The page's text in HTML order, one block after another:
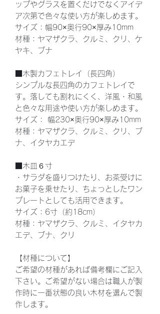
ップやグラスを置くだけでなくアイデ
ア次第で色々な使い方が楽しめます。
サイズ：幅90×奥行90×厚み10mm
材種：ヤマザクラ、クルミ、クリ、ケ
ヤキ、ブナ
■木製カフェトレイ（長四角）
シンプルな長四角のカフェトレイで
す。落しても割れにくく、洋風・和風
と色々な用途や使い方が楽しめます。
サイズ： 幅230×奥行90×厚み10mm
材種：ヤマザクラ、クルミ、クリ、ブ
ナ、イタヤカエデ
■木皿６寸
・サラダを盛りつけたり、お茶受けに
お菓子を乗せたり、ちょっとしたワン
プレートとしても活用できます。
サイズ：6寸（約18cm）
材種：ヤマザクラ、クルミ、イタヤカ
エデ、ブナ、クリ
【材種について】
ご希望の材種があれば備考欄にご記入
下さい。ご希望がない場合は職人が製
作時に一番状態の良い木材を選んで製
作します。